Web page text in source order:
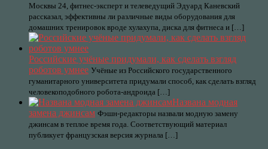
Москвы 24, фитнес-эксперт и телеведущий Эдуард Каневский
рассказал, эффективны ли различные виды оборудования для
домашних тренировок вроде хулахупа, диска для фитнеса и […]
Российские учёные придумали, как сделать взгляд
роботов умнее Учёные из Российского государственного
гуманитарного университета придумали способ, как сделать взгляд
человекоподобного робота-андроида […]
Названа модная
замена джинсам Фэшн-редакторы назвали модную замену
джинсам в теплое время года. Соответствующий материал
публикует французская версия журнала […]